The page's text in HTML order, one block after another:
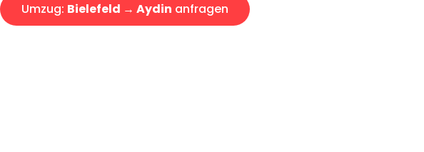
Umzug: Bielefeld → Aydin anfragen